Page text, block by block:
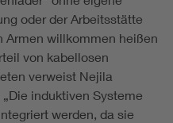
oder der Arbeitsstätte
Armen willkommen heißen
von kabellosen
verweist Nejila
induktiven Systeme
werden, da sie